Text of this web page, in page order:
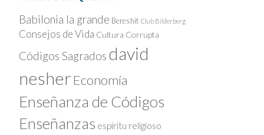
Babilonia la grande Bereshit Club Bilderberg
Consejos de Vida Cultura Corrupta
Códigos Sagrados david
nesher Economía
Enseñanza de Códigos
Enseñanzas espíritu religioso